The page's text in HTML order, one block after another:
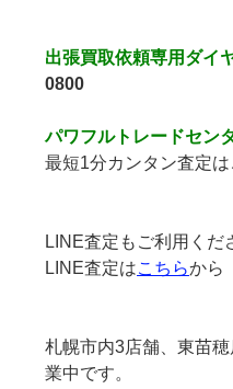
出張買取依頼専用ダイ
0800
パワフルトレードセン
最短1分カンタン査定
LINE査定もご利用くだ
LINE査定はこちらから
札幌市内3店舗、東苗
業中です。